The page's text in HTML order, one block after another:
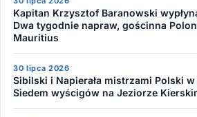
Kapitan Krzysztof Baranowski
Dwa tygodnie napraw, gościnna
Mauritius
30 lipca 2026
Sibilski i Napierała mistrzami Polski w
Siedem wyścigów na Jeziorze